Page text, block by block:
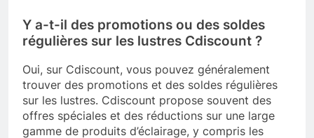
Y a-t-il des promotions ou des soldes
régulières sur les lustres Cdiscount ?
Oui, sur Cdiscount, vous pouvez généralement
trouver des promotions et des soldes régulières
sur les lustres. Cdiscount propose souvent des
offres spéciales et des réductions sur une large
gamme de produits d’éclairage, y compris les